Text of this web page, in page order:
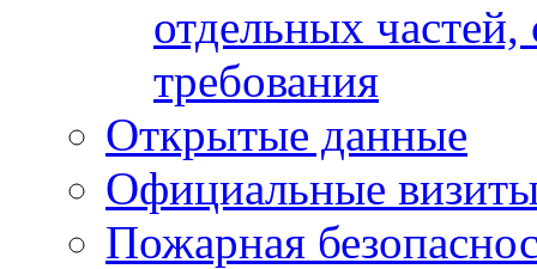
отдельных
требования
Открытые данные
Официальные
Пожарная